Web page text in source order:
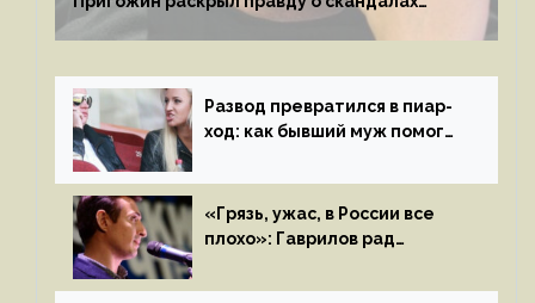
с мужем своей экс-жены
Развод превратился в пиар-
ход: как бывший муж помог
«Грязь, ужас, в России все
плохо»: Гаврилов рад
иноагентов